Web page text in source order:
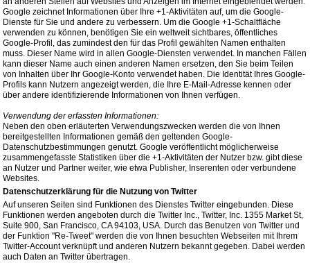
Google zeichnet Informationen über Ihre +1-Aktivitäten auf, um die Google-
Dienste für Sie und andere zu verbessern. Um die Google +1-Schaltfläche
verwenden zu können, benötigen Sie ein weltweit sichtbares, öffentliches
Google-Profil, das zumindest den für das Profil gewählten Namen enthalten
muss. Dieser Name wird in allen Google-Diensten verwendet. In manchen Fällen
kann dieser Name auch einen anderen Namen ersetzen, den Sie beim Teilen
von Inhalten über Ihr Google-Konto verwendet haben. Die Identität Ihres Google-
Profils kann Nutzern angezeigt werden, die Ihre E-Mail-Adresse kennen oder
über andere identifizierende Informationen von Ihnen verfügen.
Verwendung der erfassten Informationen:
Neben den oben erläuterten Verwendungszwecken werden die von Ihnen
bereitgestellten Informationen gemäß den geltenden Google-
Datenschutzbestimmungen genutzt. Google veröffentlicht möglicherweise
zusammengefasste Statistiken über die +1-Aktivitäten der Nutzer bzw. gibt diese
an Nutzer und Partner weiter, wie etwa Publisher, Inserenten oder verbundene
Websites.
Datenschutzerklärung für die Nutzung von Twitter
Auf unseren Seiten sind Funktionen des Dienstes Twitter eingebunden. Diese
Funktionen werden angeboten durch die Twitter Inc., Twitter, Inc. 1355 Market St,
Suite 900, San Francisco, CA 94103, USA. Durch das Benutzen von Twitter und
der Funktion "Re-Tweet" werden die von Ihnen besuchten Webseiten mit Ihrem
Twitter-Account verknüpft und anderen Nutzern bekannt gegeben. Dabei werden
auch Daten an Twitter übertragen.